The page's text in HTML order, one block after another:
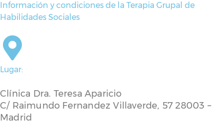
Información y condiciones de la Terapia Grupal de
Habilidades Sociales
Lugar:
Clínica Dra. Teresa Aparicio
C/ Raimundo Fernandez Villaverde, 57 28003 –
Madrid